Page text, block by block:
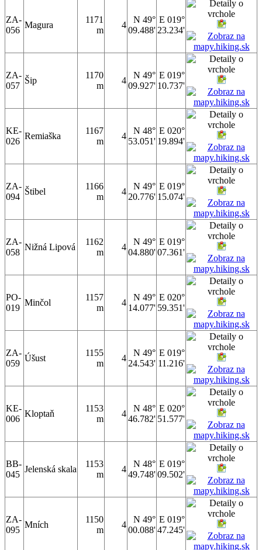
ZA-
056
Magura
1171
m
4
N 49°
09.488'
E 019°
23.234'
ZA-
057
Šip
1170
m
4
N 49°
09.927'
E 019°
10.737'
KE-
026
Remiaška
1167
m
4
N 48°
53.051'
E 020°
19.894'
ZA-
094
Štibel
1166
m
4
N 49°
20.776'
E 019°
15.074'
ZA-
058
Nižná Lipová
1162
m
4
N 49°
04.880'
E 019°
07.361'
PO-
019
Minčol
1157
m
4
N 49°
14.077'
E 020°
59.351'
ZA-
059
Úšust
1155
m
4
N 49°
24.543'
E 019°
11.216'
KE-
006
Kloptaň
1153
m
4
N 48°
46.782'
E 020°
51.577'
BB-
045
Jelenská skala
1153
m
4
N 48°
49.748'
E 019°
09.502'
ZA-
095
Mních
1150
m
4
N 49°
00.088'
E 019°
47.245'